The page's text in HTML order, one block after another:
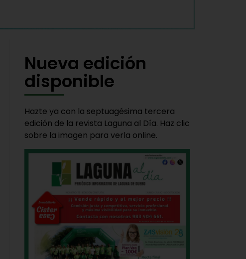
Nueva edición
disponible
Hazte ya con la septuagésima tercera
edición de la revista Laguna al Día. Haz clic
sobre la imagen para verla online.